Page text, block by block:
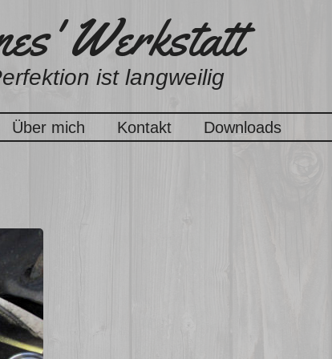
Werkstatt
ist langweilig
Über mich Kontakt Downloads